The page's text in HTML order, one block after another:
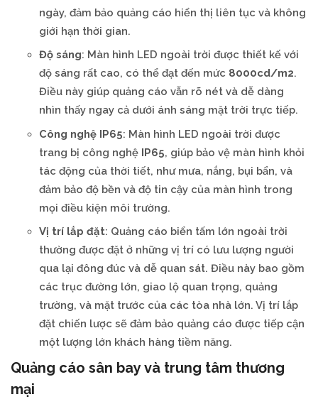
ngày, đảm bảo quảng cáo hiển thị liên tục và không
giới hạn thời gian.
Độ sáng: Màn hình LED ngoài trời được thiết kế với
độ sáng rất cao, có thể đạt đến mức 8000cd/m2.
Điều này giúp quảng cáo vẫn rõ nét và dễ dàng
nhìn thấy ngay cả dưới ánh sáng mặt trời trực tiếp.
Công nghệ IP65: Màn hình LED ngoài trời được
trang bị công nghệ IP65, giúp bảo vệ màn hình khỏi
tác động của thời tiết, như mưa, nắng, bụi bẩn, và
đảm bảo độ bền và độ tin cậy của màn hình trong
mọi điều kiện môi trường.
Vị trí lắp đặt: Quảng cáo biển tấm lớn ngoài trời
thường được đặt ở những vị trí có lưu lượng người
qua lại đông đúc và dễ quan sát. Điều này bao gồm
các trục đường lớn, giao lộ quan trọng, quảng
trường, và mặt trước của các tòa nhà lớn. Vị trí lắp
đặt chiến lược sẽ đảm bảo quảng cáo được tiếp cận
một lượng lớn khách hàng tiềm năng.
Quảng cáo sân bay và trung tâm thương
mại